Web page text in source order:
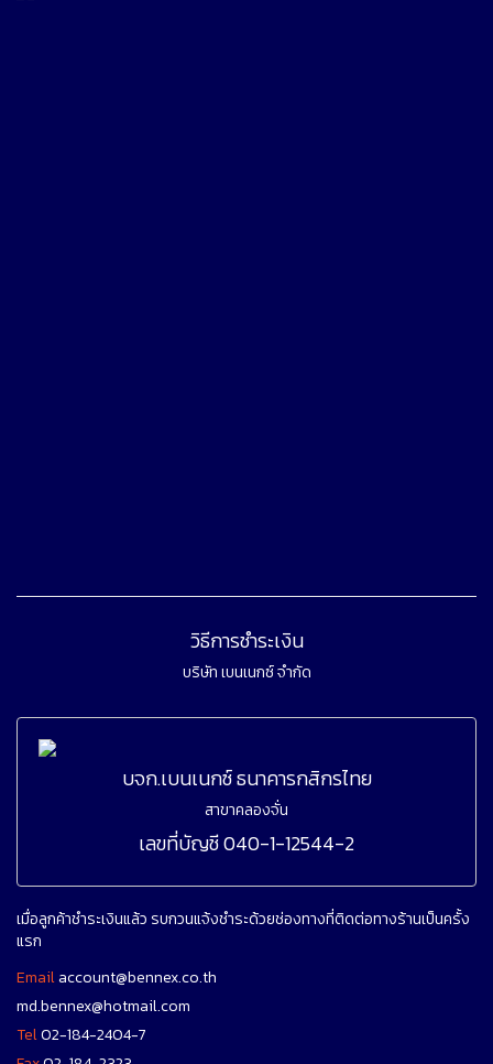
วิธีการชำระเงิน
บริษัท เบนเนกซ์ จำกัด
บจก.เบนเนกซ์ ธนาคารกสิกรไทย
สาขาคลองจั่น
เลขที่บัญชี 040-1-12544-2
เมื่อลูกค้าชำระเงินแล้ว รบกวนแจ้งชำระด้วยช่องทางที่ติดต่อทางร้านเป็นครั้ง
แรก
Emailaccount@bennex.co.th
md.bennex@hotmail.com
Tel02-184-2404-7